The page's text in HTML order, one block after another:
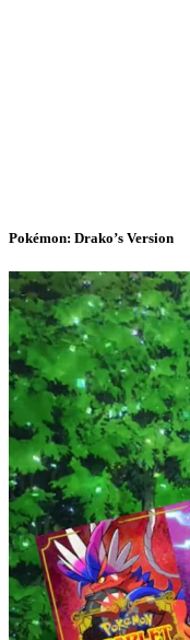
Pokémon: Drako’s Version